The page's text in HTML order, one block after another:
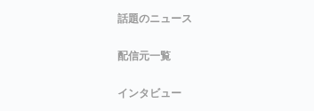
話題のニュース
配信元一覧
インタビュー